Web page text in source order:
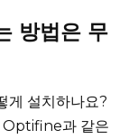
방법은 무
설치하나요?
Optifine과 같은